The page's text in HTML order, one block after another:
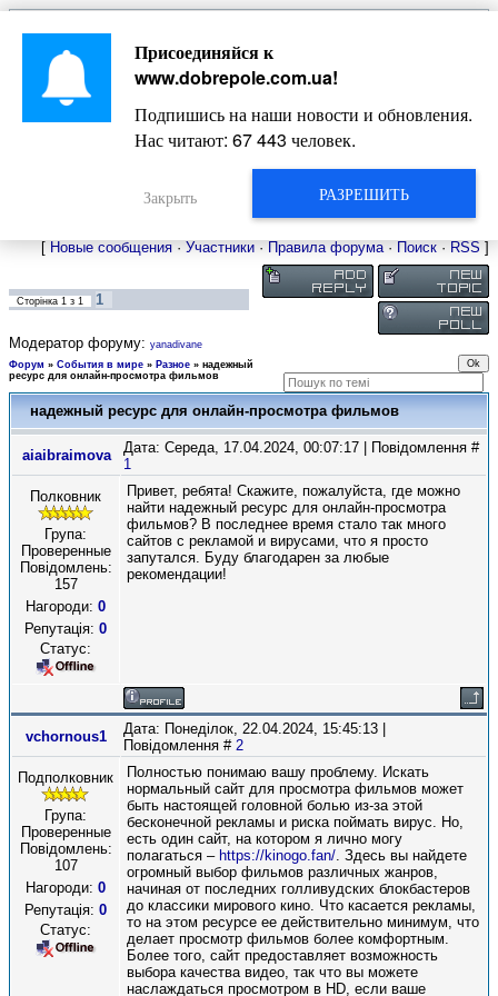
Главная
Новости
Довідкова
Фото
Оголошення
Видео
Жизнь Добропольского края
[ Новые сообщения · Участники · Правила форума· Поиск · RSS ]
Сторінка 1 з 1 1
Модератор форуму: yanadivane
Форум » События в мире » Разное » надежный
ресурс для онлайн-просмотра фильмов
надежный ресурс для онлайн-просмотра фильмов
aiaibraimova
Дата: Середа, 17.04.2024, 00:07:17 | Повідомлення #
1
Полковник
Група:
Проверенные
Повідомлень:
157
Нагороди: 0
Репутація: 0
Статус:
Привет, ребята! Скажите, пожалуйста, где можно
найти надежный ресурс для онлайн-просмотра
фильмов? В последнее время стало так много
сайтов с рекламой и вирусами, что я просто
запутался. Буду благодарен за любые
рекомендации!
vchornous1
Дата: Понеділок, 22.04.2024, 15:45:13 |
Повідомлення # 2
Подполковник
Група:
Проверенные
Повідомлень:
107
Нагороди: 0
Репутація: 0
Статус:
Полностью понимаю вашу проблему. Искать
нормальный сайт для просмотра фильмов может
быть настоящей головной болью из-за этой
бесконечной рекламы и риска поймать вирус. Но,
есть один сайт, на котором я лично могу
полагаться – https://kinogo.fan/. Здесь вы найдете
огромный выбор фильмов различных жанров,
начиная от последних голливудских блокбастеров
до классики мирового кино. Что касается рекламы,
то на этом ресурсе ее действительно минимум, что
делает просмотр фильмов более комфортным.
Более того, сайт предоставляет возможность
выбора качества видео, так что вы можете
наслаждаться просмотром в HD, если ваше
Присоединяйся к
www.dobrepole.com.ua!
Подпишись на наши новости и обновления.
Нас читают: 67 443 человек.
РАЗРЕШИТЬ
Закрыть